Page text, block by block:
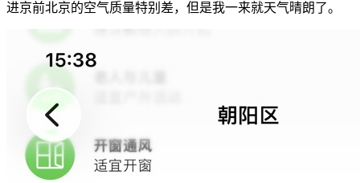
进京前北京的空气质量特别差，但是我一来就天气晴朗了。